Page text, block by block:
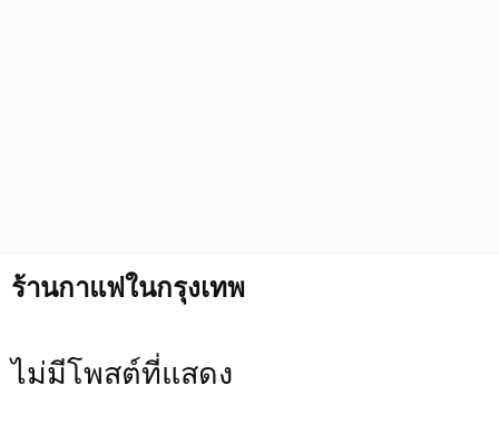
ร้านกาแฟในกรุงเทพ
ไม่มีโพสต์ที่แสดง